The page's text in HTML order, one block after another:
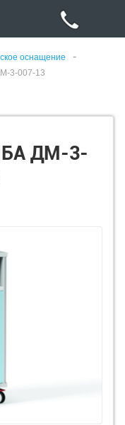
оснащение -
3-007-13
ДМ-3-